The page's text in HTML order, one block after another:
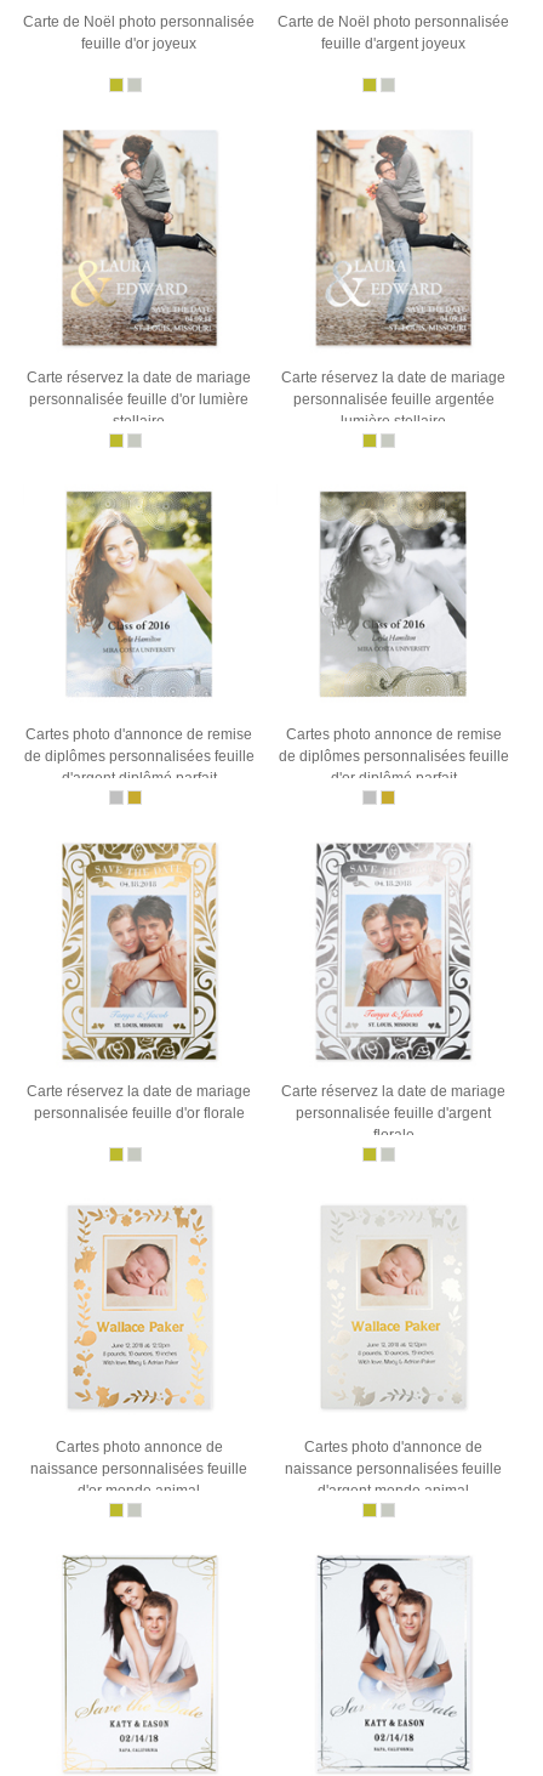
Carte de Noël photo personnalisée
feuille d'or joyeux
Carte de Noël photo personnalisée
feuille d'argent joyeux
Carte réservez la date de mariage
personnalisée feuille d'or lumière
stellaire
Carte réservez la date de mariage
personnalisée feuille argentée
lumière stellaire
Cartes photo d'annonce de remise
de diplômes personnalisées feuille
d'argent diplômé parfait
Cartes photo annonce de remise
de diplômes personnalisées feuille
d'or diplômé parfait
Carte réservez la date de mariage
personnalisée feuille d'or florale
Carte réservez la date de mariage
personnalisée feuille d'argent
florale
Cartes photo annonce de
naissance personnalisées feuille
d'or monde animal
Cartes photo d'annonce de
naissance personnalisées feuille
d'argent monde animal